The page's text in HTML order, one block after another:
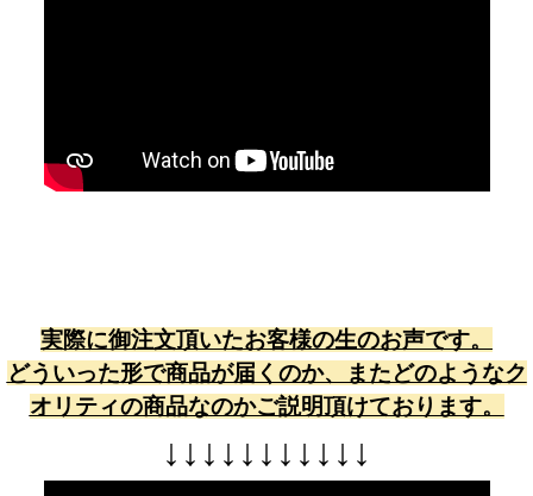
実際に御注文頂いたお客様の生のお声です。
どういった形で商品が届くのか、またどのようなク
オリティの商品なのかご説明頂けております。
↓ ↓ ↓ ↓ ↓ ↓ ↓ ↓ ↓ ↓ ↓